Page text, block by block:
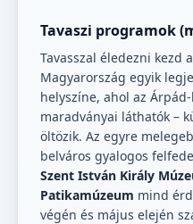
Tavaszi programok
Tavasszal éledezni kezd
Magyarország egyik
helyszíne, ahol az
maradványai láthatók –
öltözik. Az egyre
belváros gyalogos
Szent István Király
Patikamúzeum mind
végén és május elején